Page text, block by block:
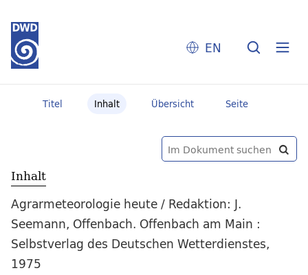
EN
Titel Inhalt Übersicht Seite
Inhalt
Agrarmeteorologie heute / Redaktion: J.
Seemann, Offenbach. Offenbach am Main :
Selbstverlag des Deutschen Wetterdienstes,
1975